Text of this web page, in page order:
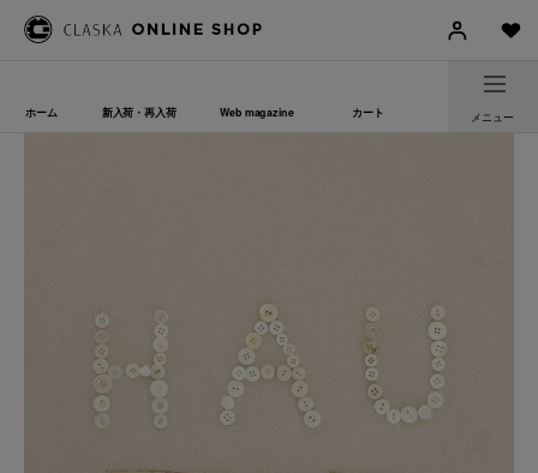
ホーム 新入荷・再入荷 Web magazine カート メニュー